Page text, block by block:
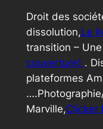
Droit des
dissolution,Le
transition –
couverture) .
plateformes
Marville,Clicker